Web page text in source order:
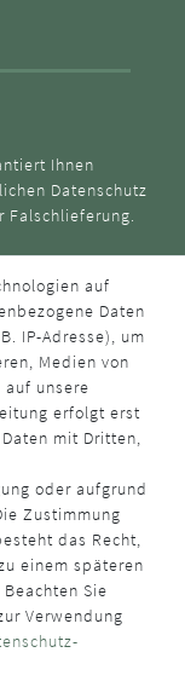
Ihnen
Datenschutz
Falschlieferung.
auf
Daten
IP-Adresse), um
Medien von
unsere
erfolgt erst
mit Dritten,
oder aufgrund
Zustimmung
das Recht,
einem späteren
Sie
Verwendung